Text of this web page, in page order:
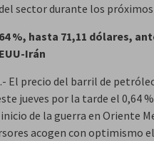
sector durante los próximos
%, hasta 71,11 dólares,
Irán
El precio del barril de
jueves por la tarde el 0,64
de la guerra en Oriente
acogen con optimismo